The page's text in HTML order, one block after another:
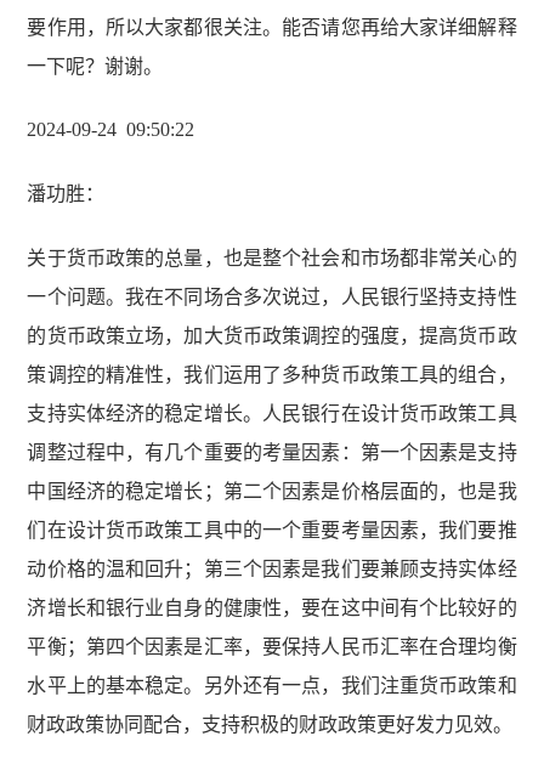
要作用，所以大家都很关注。能否请您再给大家详细解释
一下呢？谢谢。
2024-09-24 09:50:22
潘功胜 ：
关于货币政策的总量，也是整个社会和市场都非常关心的
一个问题。我在不同场合多次说过，人民银行坚持支持性
的货币政策立场，加大货币政策调控的强度，提高货币政
策调控的精准性，我们运用了多种货币政策工具的组合，
支持实体经济的稳定增长。人民银行在设计货币政策工具
调整过程中，有几个重要的考量因素：第一个因素是支持
中国经济的稳定增长；第二个因素是价格层面的，也是我
们在设计货币政策工具中的一个重要考量因素，我们要推
动价格的温和回升；第三个因素是我们要兼顾支持实体经
济增长和银行业自身的健康性，要在这中间有个比较好的
平衡；第四个因素是汇率，要保持人民币汇率在合理均衡
水平上的基本稳定。另外还有一点，我们注重货币政策和
财政政策协同配合，支持积极的财政政策更好发力见效。